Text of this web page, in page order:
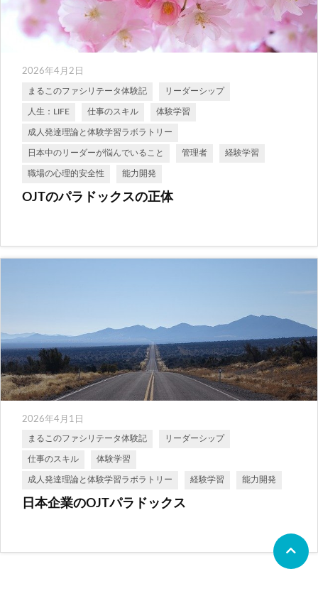
2026年4月2日
まるこのファシリテータ体験記 リーダーシップ
人生：LIFE 仕事のスキル 体験学習
成人発達理論と体験学習ラボラトリー
日本中のリーダーが悩んでいること 管理者 経験学習
職場の心理的安全性 能力開発
OJTのパラドックスの正体
2026年4月1日
まるこのファシリテータ体験記 リーダーシップ
仕事のスキル 体験学習
成人発達理論と体験学習ラボラトリー 経験学習 能力開発
日本企業のOJTパラドックス